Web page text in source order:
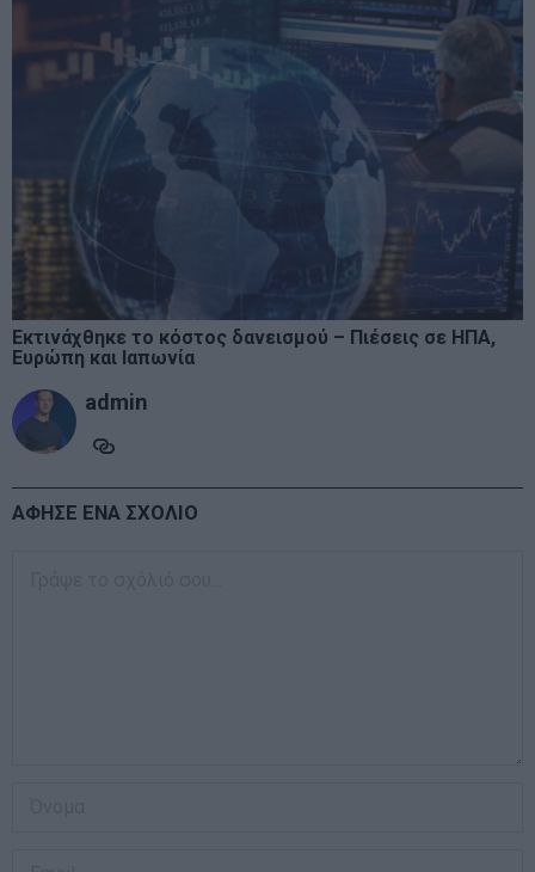
Εκτινάχθηκε το κόστος δανεισμού – Πιέσεις σε ΗΠΑ,
Ευρώπη και Ιαπωνία
admin
ΑΦΗΣΕ ΕΝΑ ΣΧΟΛΙΟ